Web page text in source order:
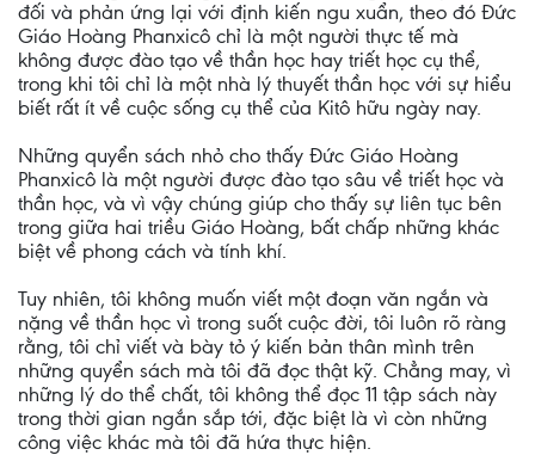
đối và phản ứng lại với định kiến ngu xuẩn, theo đó Đức
Giáo Hoàng Phanxicô chỉ là một người thực tế mà
không được đào tạo về thần học hay triết học cụ thể,
trong khi tôi chỉ là một nhà lý thuyết thần học với sự hiểu
biết rất ít về cuộc sống cụ thể của Kitô hữu ngày nay.
Những quyển sách nhỏ cho thấy Đức Giáo Hoàng
Phanxicô là một người được đào tạo sâu về triết học và
thần học, và vì vậy chúng giúp cho thấy sự liên tục bên
trong giữa hai triều Giáo Hoàng, bất chấp những khác
biệt về phong cách và tính khí.
Tuy nhiên, tôi không muốn viết một đoạn văn ngắn và
nặng về thần học vì trong suốt cuộc đời, tôi luôn rõ ràng
rằng, tôi chỉ viết và bày tỏ ý kiến bản thân mình trên
những quyển sách mà tôi đã đọc thật kỹ. Chẳng may, vì
những lý do thể chất, tôi không thể đọc 11 tập sách này
trong thời gian ngắn sắp tới, đặc biệt là vì còn những
công việc khác mà tôi đã hứa thực hiện.